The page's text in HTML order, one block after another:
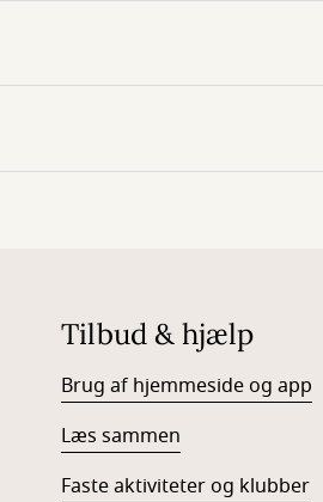
Tilbud & hjælp
Brug af hjemmeside og app
Læs sammen
Faste aktiviteter og klubber